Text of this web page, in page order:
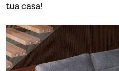
tua casa!